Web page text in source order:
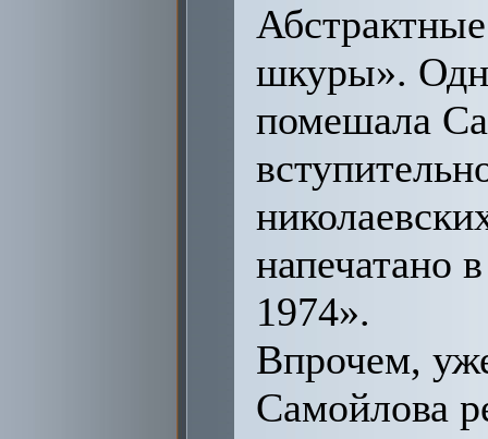
шкуры».
помешала
напечатано
1974».
Впрочем,
Самойлова